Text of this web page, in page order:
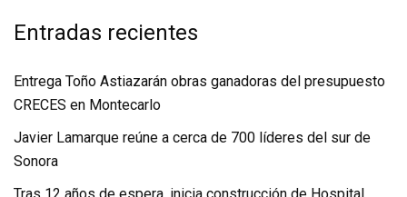
Entradas recientes
Entrega Toño Astiazarán obras ganadoras del presupuesto
CRECES en Montecarlo
Javier Lamarque reúne a cerca de 700 líderes del sur de
Sonora